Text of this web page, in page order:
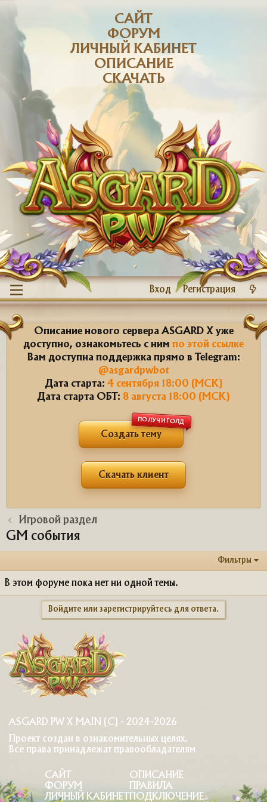
САЙТ
ФОРУМ
ЛИЧНЫЙ КАБИНЕТ
ОПИСАНИЕ
СКАЧАТЬ
Вход Регистрация
Описание нового сервера ASGARD X уже
доступно, ознакомьтесь с ним по этой ссылке
Вам доступна поддержка прямо в Telegram:
@asgardpwbot
Дата старта: 4 сентября 18:00 (МСК)
Дата старта ОБТ: 8 августа 18:00 (МСК)
Создать тему
ПОЛУЧИ ГОЛД
Скачать клиент
Игровой раздел
GM события
Фильтры
В этом форуме пока нет ни одной темы.
Войдите или зарегистрируйтесь для ответа.
ASGARD PW X MAIN (C) - 2024-2026
Проект создан в ознакомительных целях.
Все права принадлежат правообладателям
САЙТ
ФОРУМ
ЛИЧНЫЙ КАБИНЕТ
ОПИСАНИЕ
ПРАВИЛА
ПОДКЛЮЧЕНИЕ